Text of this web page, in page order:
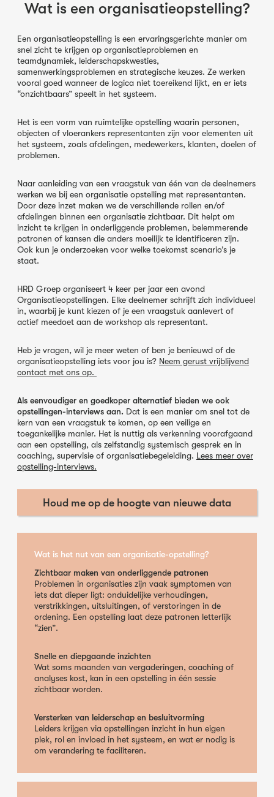
Wat is een organisatieopstelling?
Een organisatieopstelling is een ervaringsgerichte manier om
snel zicht te krijgen op organisatieproblemen en
teamdynamiek, leiderschapskwesties,
samenwerkingsproblemen en strategische keuzes. Ze werken
vooral goed wanneer de logica niet toereikend lijkt, en er iets
“onzichtbaars” speelt in het systeem.
Het is een vorm van ruimtelijke opstelling waarin personen,
objecten of vloerankers representanten zijn voor elementen uit
het systeem, zoals afdelingen, medewerkers, klanten, doelen of
problemen.
Naar aanleiding van een vraagstuk van één van de deelnemers
werken we bij een organisatie opstelling met representanten.
Door deze inzet maken we de verschillende rollen en/of
afdelingen binnen een organisatie zichtbaar. Dit helpt om
inzicht te krijgen in onderliggende problemen, belemmerende
patronen of kansen die anders moeilijk te identificeren zijn.
Ook kun je onderzoeken voor welke toekomst scenario’s je
staat.
HRD Groep organiseert 4 keer per jaar een avond
Organisatieopstellingen. Elke deelnemer schrijft zich individueel
in, waarbij je kunt kiezen of je een vraagstuk aanlevert of
actief meedoet aan de workshop als representant.
Heb je vragen, wil je meer weten of ben je benieuwd of de
organisatieopstelling iets voor jou is? Neem gerust vrijblijvend
contact met ons op.
Als eenvoudiger en goedkoper alternatief bieden we ook
opstellingen-interviews aan. Dat is een manier om snel tot de
kern van een vraagstuk te komen, op een veilige en
toegankelijke manier. Het is nuttig als verkenning voorafgaand
aan een opstelling, als zelfstandig systemisch gesprek en in
coaching, supervisie of organisatiebegeleiding. Lees meer over
opstelling-interviews.
Houd me op de hoogte van nieuwe data
Wat is het nut van een organisatie-opstelling?
Zichtbaar maken van onderliggende patronen
Problemen in organisaties zijn vaak symptomen van
iets dat dieper ligt: onduidelijke verhoudingen,
verstrikkingen, uitsluitingen, of verstoringen in de
ordening. Een opstelling laat deze patronen letterlijk
“zien”.
Snelle en diepgaande inzichten
Wat soms maanden van vergaderingen, coaching of
analyses kost, kan in een opstelling in één sessie
zichtbaar worden.
Versterken van leiderschap en besluitvorming
Leiders krijgen via opstellingen inzicht in hun eigen
plek, rol en invloed in het systeem, en wat er nodig is
om verandering te faciliteren.